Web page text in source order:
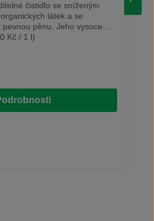
čistidlo se sníženým
látek a se
pěnu. Jeho vysoce
na odstraňování olejů,
čištění velkých ploch a to i
nákladních vozů
pomocí zpěňovače lze UNO X
procesech. Základní
extrémně odolné
až do poměru 1:3
většinou materiálůnepoužívat
Kč / 1 l)